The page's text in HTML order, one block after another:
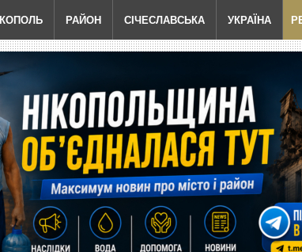
РАЙОН СІЧЕСЛАВСЬКА УКРАЇНА